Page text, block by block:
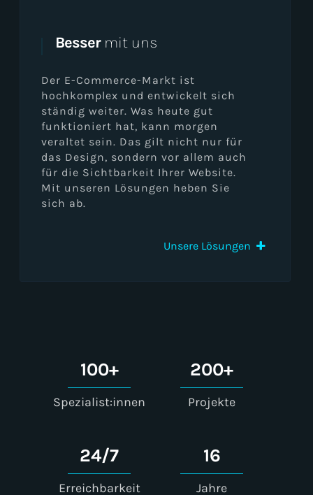
Bessermit uns
Der E-Commerce-Markt ist
hochkomplex und entwickelt sich
ständig weiter. Was heute gut
funktioniert hat, kann morgen
veraltet sein. Das gilt nicht nur für
das Design, sondern vor allem auch
für die Sichtbarkeit Ihrer Website.
Mit unseren Lösungen heben Sie
sich ab.
Unsere Lösungen
100+
Spezialist:innen
200+
Projekte
24/7
Erreichbarkeit
16
Jahre